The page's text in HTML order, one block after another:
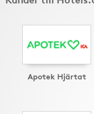
Apotek Hjärtat